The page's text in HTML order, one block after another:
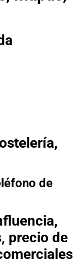
de
precio de